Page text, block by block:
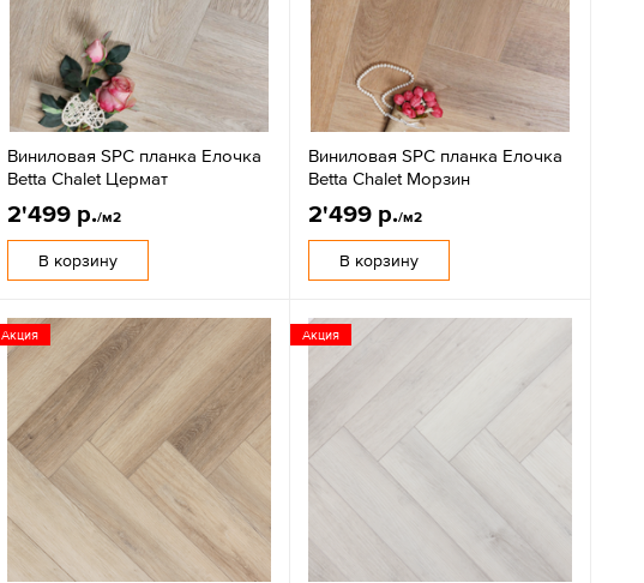
Виниловая SPC планка Елочка
Betta Chalet Цермат
2'499 р./м2
В корзину
Виниловая SPC планка Елочка
Betta Chalet Морзин
2'499 р./м2
В корзину
Акция Акция